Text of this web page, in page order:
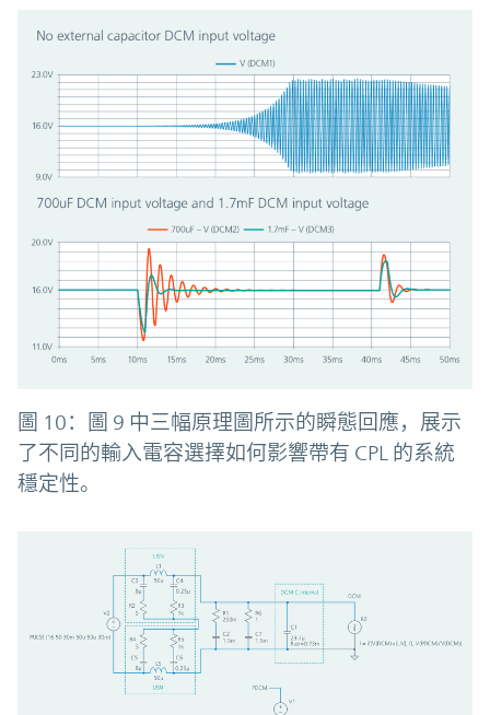
圖 10：圖 9 中三幅原理圖所示的瞬態回應，展示
了不同的輸入電容選擇如何影響帶有 CPL 的系統
穩定性。